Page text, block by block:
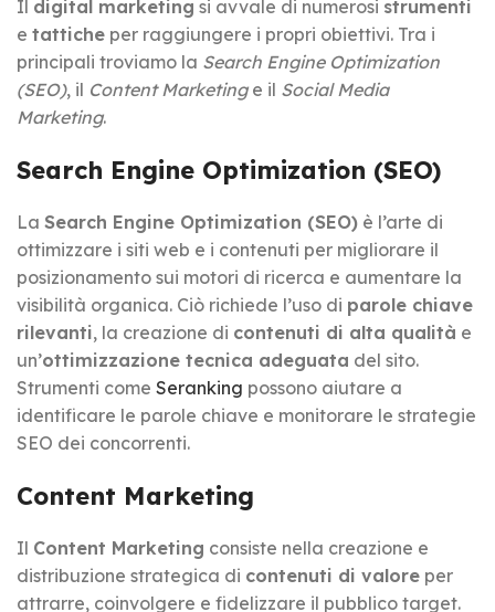
Il digital marketing si avvale di numerosi strumenti
e tattiche per raggiungere i propri obiettivi. Tra i
principali troviamo la Search Engine Optimization
(SEO), il Content Marketinge il Social Media
Marketing.
Search Engine Optimization (SEO)
La Search Engine Optimization (SEO) è l’arte di
ottimizzare i siti web e i contenuti per migliorare il
posizionamento sui motori di ricerca e aumentare la
visibilità organica. Ciò richiede l’uso di parole chiave
rilevanti, la creazione di contenuti di alta qualità e
un’ottimizzazione tecnica adeguata del sito.
Strumenti come Seranking possono aiutare a
identificare le parole chiave e monitorare le strategie
SEO dei concorrenti.
Content Marketing
Il Content Marketing consiste nella creazione e
distribuzione strategica di contenuti di valore per
attrarre, coinvolgere e fidelizzare il pubblico target.